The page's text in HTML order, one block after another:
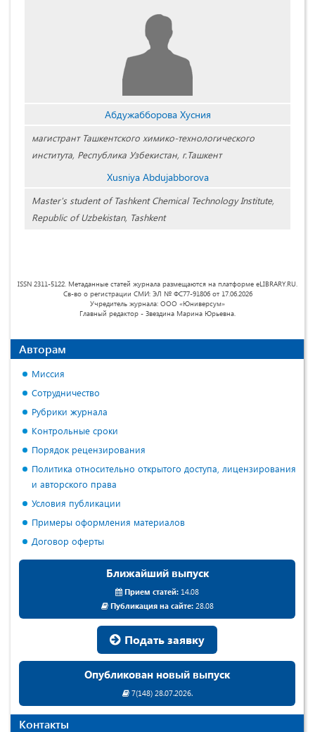
Абдужабборова Хусния
магистрант Ташкентского химико-технологического
института, Республика Узбекистан, г.Ташкент
Xusniya Abdujabborova
Master's student of Tashkent Chemical Technology Institute,
Republic of Uzbekistan, Tashkent
ISSN 2311-5122. Метаданные статей журнала размещаются на платформе eLIBRARY.RU.
Св-во о регистрации СМИ: ЭЛ № ФС77-91806 от 17.06.2026
Учредитель журнала: ООО «Юниверсум»
Главный редактор - Звездина Марина Юрьевна.
Авторам
Миссия
Сотрудничество
Рубрики журнала
Контрольные сроки
Порядок рецензирования
Политика относительно открытого доступа, лицензирования
и авторского права
Условия публикации
Примеры оформления материалов
Договор оферты
Ближайший выпуск
Прием статей: 14.08
Публикация на сайте:28.08
Подать заявку
Опубликован новый выпуск
7(148) 28.07.2026.
Контакты